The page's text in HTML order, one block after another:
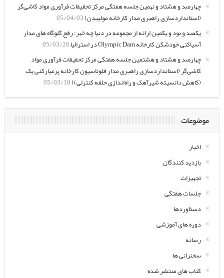
چهارصد و هشتاد و نهمین جلسه هفتگی مرکز تحقیقات فرآوری مواد کاشی‌گر
(استانداردسازی راهبری مدار کارخانه مولیبدن)05/04/03
یکصد و نود و یکمین ارائه از مجموعه در دنیا چه خبر: رفع گلوگاه های مدار
آسیاکنی خودشکن کارخانه Olympic Dam در استرالیا
05/03/26
چهارصد و هشتاد و هشتمین جلسه هفتگی مرکز تحقیقات فرآوری مواد
کاشی‌گر (استانداردسازی راهبری مدار فلوتاسیون کارخانه پرعیارکنی یک
(کاهش دانسیته شیرآهک و راه‌اندازی حلقه کنترلی))05/03/18
موضوعات
اخبار
بازدید کنندگان
تجهیزات
جلسات هفتگی
دستاوردها
دوره های آموزشی
رسانه
سخنرانی ها
کتاب های منتشر شده